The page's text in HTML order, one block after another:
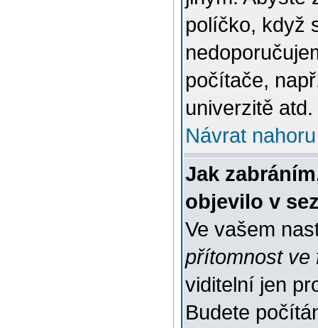
políčko, když
počítače,
univerzitě atd.
Návrat nahoru
Jak
objevilo v
Ve vašem
přítomnost ve
viditelní jen
Budete